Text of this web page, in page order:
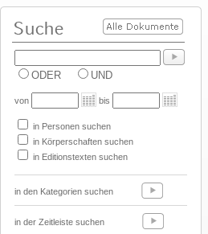
ODER UND
von bis
in Personen suchen
in Körperschaften suchen
in Editionstexten suchen
in den Kategorien suchen
in der Zeitleiste suchen